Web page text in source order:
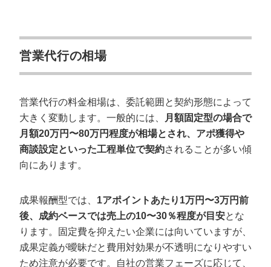
営業代行の相場
営業代行の料金相場は、委託範囲と契約形態によって
大きく変動します。一般的には、
月額固定型の場合で
月額20万円〜80万円程度が相場とされ、アポ獲得や
商談設定といった工程単位で契約されることが多い傾
向にあります。
成果報酬型では、 1アポイントあたり1万円〜3万円前
後、成約ベースでは売上の10〜30％程度が目安とな
ります。固定費を抑えたい企業には向いていますが、
成果定義が曖昧だと費用対効果が不透明になりやすい
ため注意が必要です。自社の営業フェーズに応じて、